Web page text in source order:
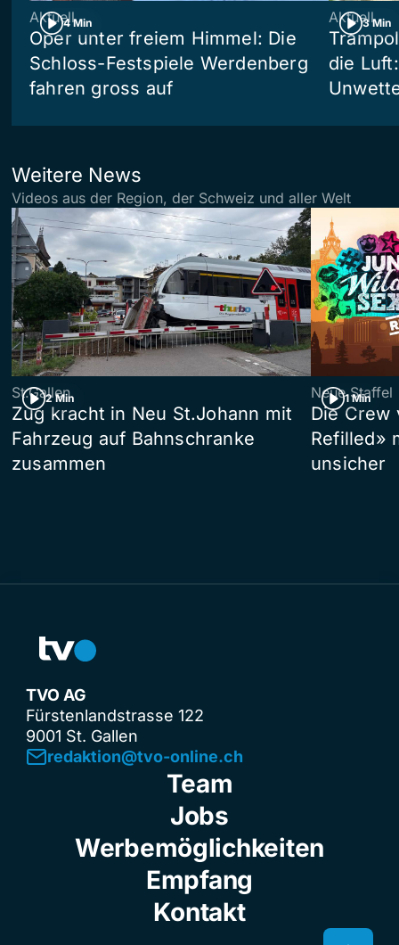
4 Min
Aktuell
Oper unter freiem Himmel: Die
Schloss-Festspiele Werdenberg
fahren gross auf
3 Min
Aktuell
die
Weitere News
Videos aus der Region, der Schweiz und aller Welt
2 Min
St.Gallen
Zug kracht in Neu St.Johann mit
Fahrzeug auf Bahnschranke
zusammen
1 Min
Neue Staffel
Die Crew
Refilled»
unsicher
TVO AG
Fürstenlandstrasse 122
9001 St. Gallen
redaktion@tvo-online.ch
Team
Jobs
Werbemöglichkeiten
Empfang
Kontakt